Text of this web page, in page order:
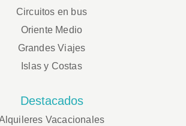
Circuitos en bus
Oriente Medio
Grandes Viajes
Islas y Costas
Destacados
Vacacionales